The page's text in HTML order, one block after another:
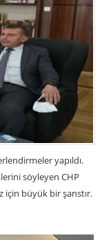
yapıldı.
söyleyen CHP
için büyük bir şanstır.